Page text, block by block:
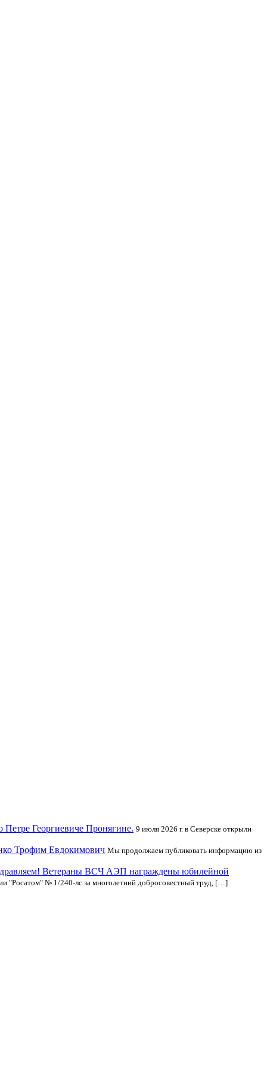
Петре Георгиевиче Пронягине. 9 июля 2026 г. в Северске открыли
Трофим Евдокимович Мы продолжаем публиковать информацию из
Ветераны ВСЧ АЭП награждены юбилейной
"Росатом" № 1/240-лс за многолетний добросовестный труд, […]